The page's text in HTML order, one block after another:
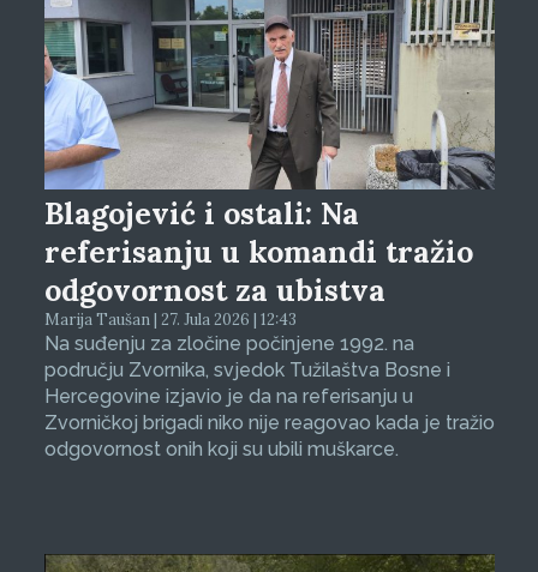
Blagojević i ostali: Na
referisanju u komandi tražio
odgovornost za ubistva
Marija Taušan | 27. Jula 2026 | 12:43
Na suđenju za zločine počinjene 1992. na
području Zvornika, svjedok Tužilaštva Bosne i
Hercegovine izjavio je da na referisanju u
Zvorničkoj brigadi niko nije reagovao kada je tražio
odgovornost onih koji su ubili muškarce.